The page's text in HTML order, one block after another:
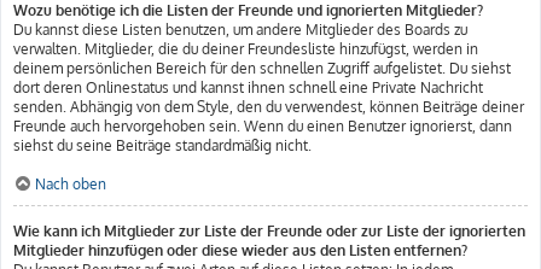
Wozu benötige ich die Listen der Freunde und ignorierten Mitglieder?
Du kannst diese Listen benutzen, um andere Mitglieder des Boards zu
verwalten. Mitglieder, die du deiner Freundesliste hinzufügst, werden in
deinem persönlichen Bereich für den schnellen Zugriff aufgelistet. Du siehst
dort deren Onlinestatus und kannst ihnen schnell eine Private Nachricht
senden. Abhängig von dem Style, den du verwendest, können Beiträge deiner
Freunde auch hervorgehoben sein. Wenn du einen Benutzer ignorierst, dann
siehst du seine Beiträge standardmäßig nicht.
Nach oben
Wie kann ich Mitglieder zur Liste der Freunde oder zur Liste der ignorierten
Mitglieder hinzufügen oder diese wieder aus den Listen entfernen?